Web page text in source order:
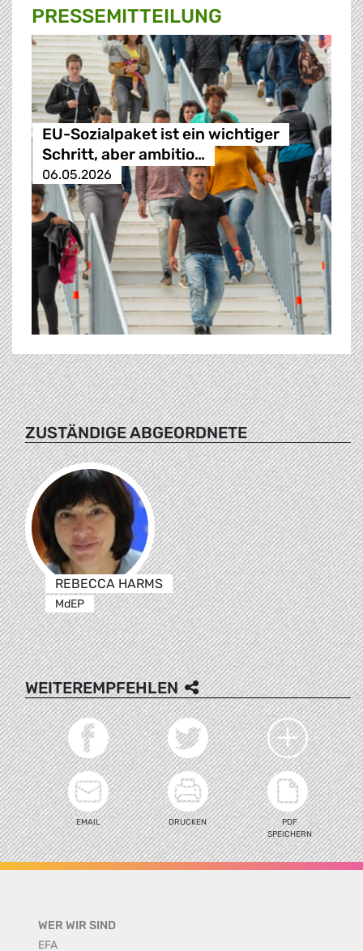
PRESSE­MITTEILUNG
EU-Sozialpaket ist ein wichtiger
Schritt, aber ambitio…
06.05.2026
ZUSTÄNDIGE ABGEORDNETE
REBECCA HARMS
MdEP
WEITEREMPFEHLEN
EMAIL DRUCKEN
PDF
SPEICHERN
WER WIR SIND
EFA